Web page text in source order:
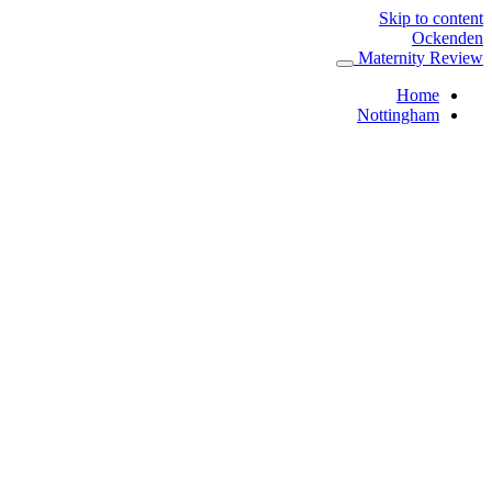
Skip to content
Ockenden
Maternity Review
Home
Nottingham